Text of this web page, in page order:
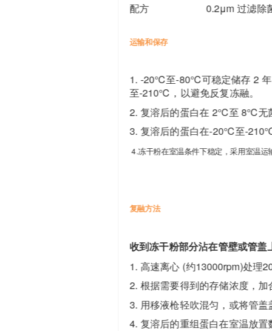
配方
0.2μm 过滤除
运输和保存
1. -20℃至-80℃可稳定储存 2 年
至-210℃，以避免反复冻融。
2. 复溶后的蛋白在 2℃至 8℃无
3. 复溶后的蛋白在-20℃至-
4.冻干粉在室温条件下稳定，采用室温运
复融方法
收到冻干粉部分沾在管壁或管
1. 高速离心 (约13000rpm)处理
2. 根据需要得到的存储浓度，
3. 用移液枪轻吹混匀，或将管
4. 复溶后的重组蛋白在室温放